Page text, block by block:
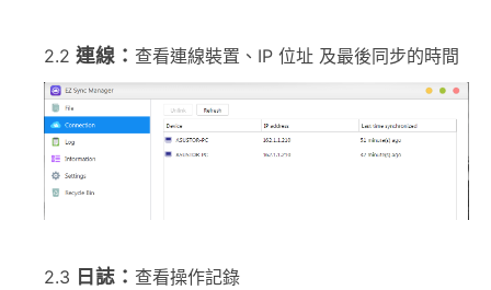
2.2 連線： 查看連線裝置、IP 位址 及最後同步的時間
2.3 日誌： 查看操作記錄